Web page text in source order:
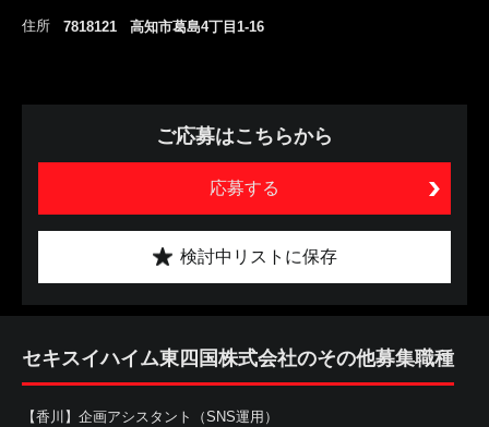
住所 7818121 高知市葛島4丁目1-16
ご応募はこちらから
応募する
検討中リストに保存
セキスイハイム東四国株式会社のその他募集職種
【香川】企画アシスタント（SNS運用）